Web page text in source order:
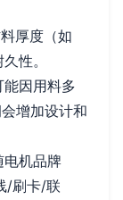
厚度（如
性。
能因用料多
增加设计和
电机品牌
/刷卡/联